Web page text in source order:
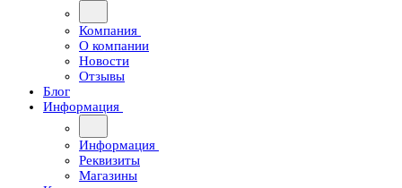
Компания
О компании
Новости
Отзывы
Блог
Информация
Информация
Реквизиты
Магазины